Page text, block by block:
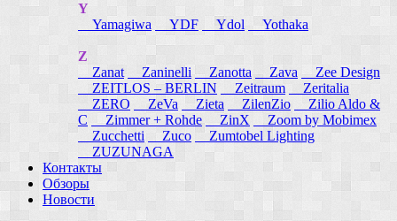
Y
Yamagiwa
YDF Ydol Yothaka
Z
Zanat
Zaninelli Zanotta Zava
Zee Design
ZEITLOS – BERLIN
Zeitraum
Zeritalia
ZERO
ZeVa Zieta ZilenZio
Zilio Aldo &
C
Zimmer + Rohde ZinX
Zoom by Mobimex
Zucchetti
Zuco
Zumtobel Lighting
ZUZUNAGA
Контакты
Обзоры
Новости